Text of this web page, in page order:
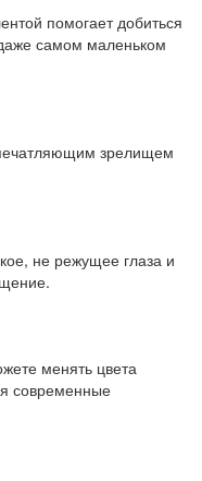
помогает добиться
самом маленьком
зрелищем
не режущее глаза и
менять цвета
современные